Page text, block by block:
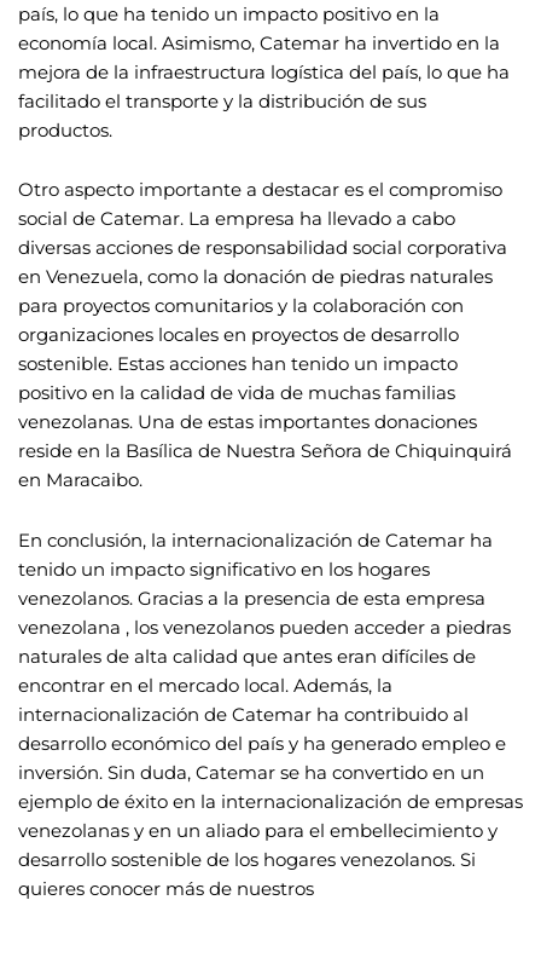
país, lo que ha tenido un impacto positivo en la
economía local. Asimismo, Catemar ha invertido en la
mejora de la infraestructura logística del país, lo que ha
facilitado el transporte y la distribución de sus
productos.
Otro aspecto importante a destacar es el compromiso
social de Catemar. La empresa ha llevado a cabo
diversas acciones de responsabilidad social corporativa
en Venezuela, como la donación de piedras naturales
para proyectos comunitarios y la colaboración con
organizaciones locales en proyectos de desarrollo
sostenible. Estas acciones han tenido un impacto
positivo en la calidad de vida de muchas familias
venezolanas. Una de estas importantes donaciones
reside en la Basílica de Nuestra Señora de Chiquinquirá
en Maracaibo.
En conclusión, la internacionalización de Catemar ha
tenido un impacto significativo en los hogares
venezolanos. Gracias a la presencia de esta empresa
venezolana , los venezolanos pueden acceder a piedras
naturales de alta calidad que antes eran difíciles de
encontrar en el mercado local. Además, la
internacionalización de Catemar ha contribuido al
desarrollo económico del país y ha generado empleo e
inversión. Sin duda, Catemar se ha convertido en un
ejemplo de éxito en la internacionalización de empresas
venezolanas y en un aliado para el embellecimiento y
desarrollo sostenible de los hogares venezolanos. Si
quieres conocer más de nuestros